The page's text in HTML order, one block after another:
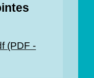
(PDF -